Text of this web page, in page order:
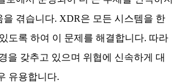
을 겪습니다. XDR은 모든 시스템을 한
도록 하여 이 문제를 해결합니다. 따라
을 갖추고 있으며 위협에 신속하게 대
유용합니다.